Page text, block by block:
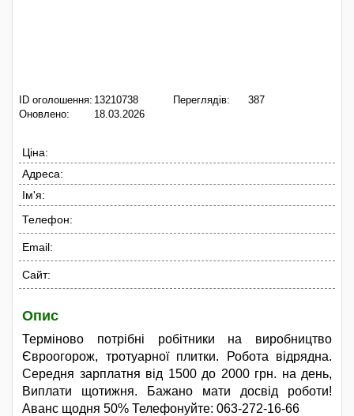
ID оголошення: 13210738
Оновлено:
18.03.2026
Переглядів: 387
Ціна:
Адреса:
Ім'я:
Телефон:
Email:
Сайт:
Опис
Терміново потрібні робітники на виробництво
Євроогорож, тротуарної плитки. Робота відрядна.
Середня зарплатня від 1500 до 2000 грн. на день,
Виплати щотижня. Бажано мати досвід роботи!
Аванс щодня 50% Телефонуйте: 063-272-16-66